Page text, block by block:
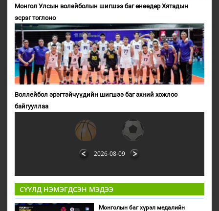
Монгол Улсын волейболын шигшээ баг өнөөдөр Хятадын
эсрэг тоглоно
Воллейбол эрэгтэйчүүдийн шигшээ баг эхний хожлоо
байгууллаа
2026-08-09
СҮҮЛД НЭМЭГДСЭН МЭДЭЭ
Монголын баг хүрэл медалийн